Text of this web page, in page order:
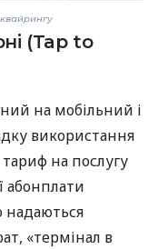
(Tap to
на мобільний і
використання
на послугу
абонплати
надаються
«термінал в